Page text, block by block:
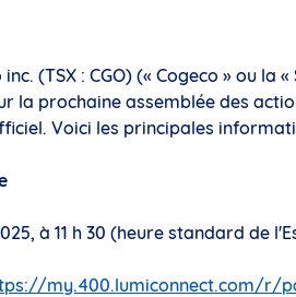
(TSX : CGO) (« Cogeco » ou la
la prochaine assemblée des
Voici les principales
à 11 h 30 (heure standard de
my.400.lumiconnect.com/r/